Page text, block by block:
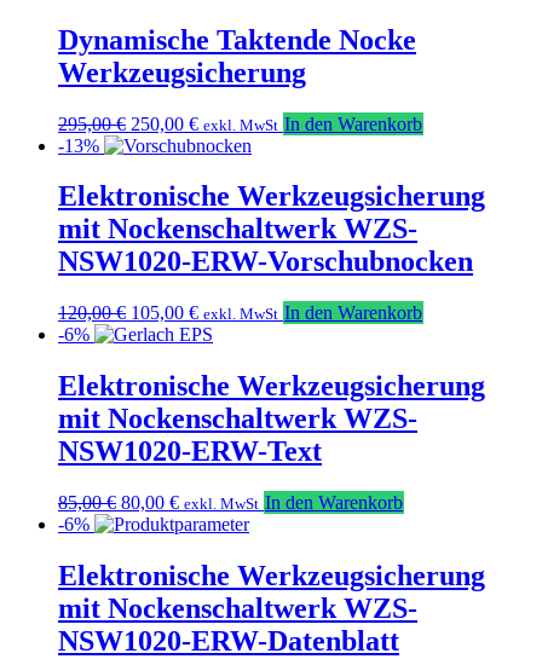
468,00 €
428,00 €.
Dynamische Taktende Nocke
Werkzeugsicherung
295,00€ Ursprünglicher
Preis
295,00 €
250,00 €Aktueller
Preis
250,00 €.
exkl. MwSt In den Warenkorb
-13%
Elektronische Werkzeugsicherung
mit Nockenschaltwerk WZS-
NSW1020-ERW-Vorschubnocken
120,00€ Ursprünglicher
Preis
120,00 €
105,00 €Aktueller
Preis
105,00 €.
exkl. MwSt In den Warenkorb
-6%
Elektronische Werkzeugsicherung
mit Nockenschaltwerk WZS-
NSW1020-ERW-Text
85,00€ Ursprünglicher
Preis
85,00 €
80,00 €Aktueller
Preis
80,00 €.
exkl. MwSt In den Warenkorb
-6%
Elektronische Werkzeugsicherung
mit Nockenschaltwerk WZS-
NSW1020-ERW-Datenblatt